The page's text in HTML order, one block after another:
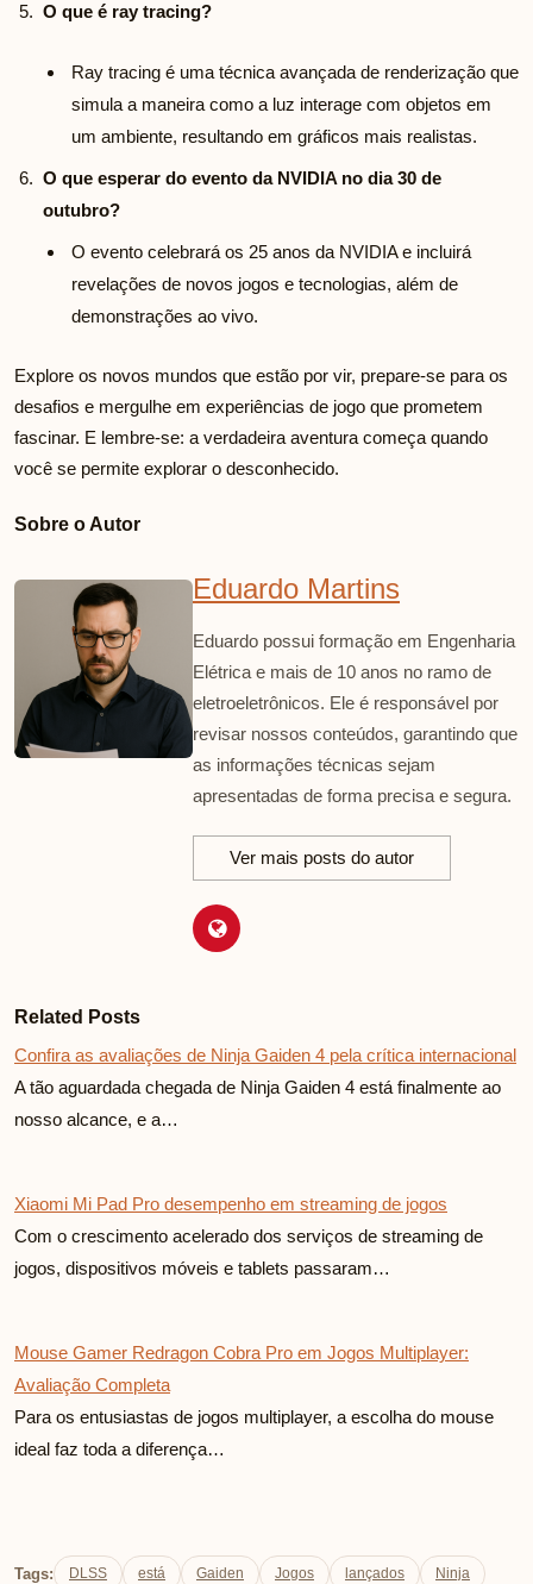
O que é ray tracing?
Ray tracing é uma técnica avançada de renderização que
simula a maneira como a luz interage com objetos em
um ambiente, resultando em gráficos mais realistas.
O que esperar do evento da NVIDIA no dia 30 de
outubro?
O evento celebrará os 25 anos da NVIDIA e incluirá
revelações de novos jogos e tecnologias, além de
demonstrações ao vivo.
Explore os novos mundos que estão por vir, prepare-se para os
desafios e mergulhe em experiências de jogo que prometem
fascinar. E lembre-se: a verdadeira aventura começa quando
você se permite explorar o desconhecido.
Sobre o Autor
Eduardo Martins
Eduardo possui formação em Engenharia
Elétrica e mais de 10 anos no ramo de
eletroeletrônicos. Ele é responsável por
revisar nossos conteúdos, garantindo que
as informações técnicas sejam
apresentadas de forma precisa e segura.
Ver mais posts do autor
Related Posts
Confira as avaliações de Ninja Gaiden 4 pela crítica internacional
A tão aguardada chegada de Ninja Gaiden 4 está finalmente ao
nosso alcance, e a…
Xiaomi Mi Pad Pro desempenho em streaming de jogos
Com o crescimento acelerado dos serviços de streaming de
jogos, dispositivos móveis e tablets passaram…
Mouse Gamer Redragon Cobra Pro em Jogos Multiplayer:
Avaliação Completa
Para os entusiastas de jogos multiplayer, a escolha do mouse
ideal faz toda a diferença…
Tags: DLSS está Gaiden Jogos lançados Ninja